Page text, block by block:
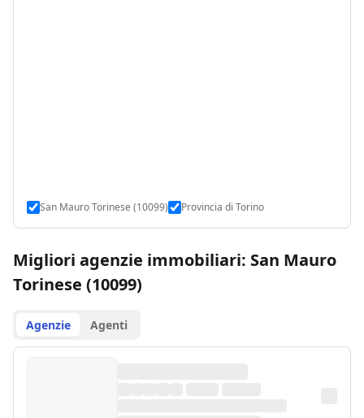
San Mauro Torinese (10099) Provincia di Torino
Migliori agenzie immobiliari: San Mauro
Torinese (10099)
Agenzie Agenti